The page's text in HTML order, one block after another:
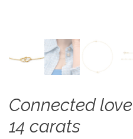
Connected
14 carats